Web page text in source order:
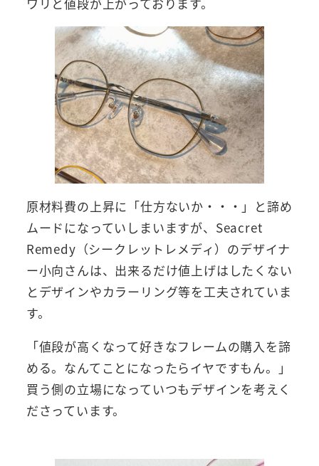
原材料費の上昇に「仕方ないか・・・」と諦め
ムードになっていしまいますが、Seacret
Remedy（シークレットレメディ）のデザイナ
ー小向さんは、出来るだけ値上げはしたくない
とデザインやカラーリング等を工夫されていま
す。
「値段が高くなって好きなフレームの購入を諦
める。なんてことになったらイヤですもん。」
買う側の立場になっていつもデザインを考えく
ださっています。